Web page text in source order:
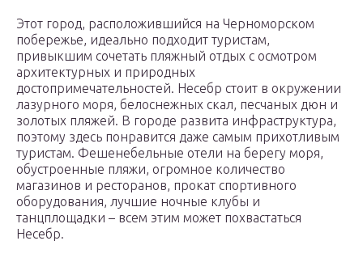
Этот город, расположившийся на Черноморском
побережье, идеально подходит туристам,
привыкшим сочетать пляжный отдых с осмотром
архитектурных и природных
достопримечательностей. Несебр стоит в окружении
лазурного моря, белоснежных скал, песчаных дюн и
золотых пляжей. В городе развита инфраструктура,
поэтому здесь понравится даже самым прихотливым
туристам. Фешенебельные отели на берегу моря,
обустроенные пляжи, огромное количество
магазинов и ресторанов, прокат спортивного
оборудования, лучшие ночные клубы и
танцплощадки – всем этим может похвастаться
Несебр.